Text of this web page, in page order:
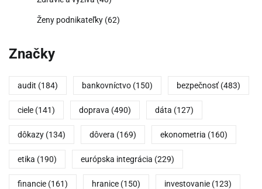
Ženy podnikateľky (62)
Značky
audit (184) bankovníctvo (150) bezpečnosť (483)
ciele (141) doprava (490) dáta (127)
dôkazy (134) dôvera (169) ekonometria (160)
etika (190) európska integrácia (229)
financie (161) hranice (150) investovanie (123)